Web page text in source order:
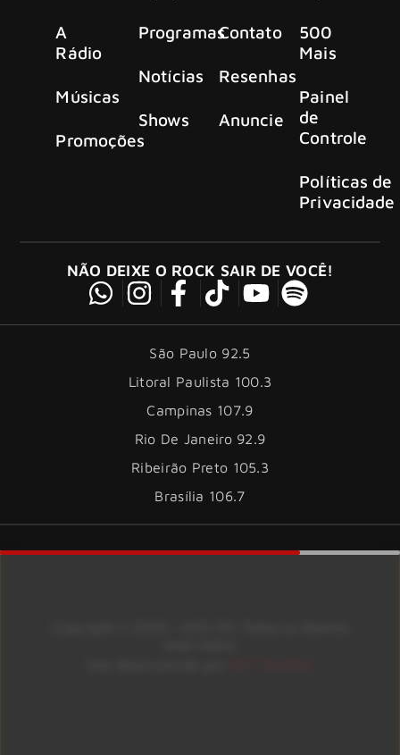
A
Rádio
Músicas
Promoções
Programas
Notícias
Shows
Contato
Resenhas
Anuncie
500
Mais
Painel
de
Controle
Políticas de
Privacidade
NÃO DEIXE O ROCK SAIR DE VOCÊ!
São Paulo 92.5
Litoral Paulista 100.3
Campinas 107.9
Rio De Janeiro 92.9
Ribeirão Preto 105.3
Brasília 106.7